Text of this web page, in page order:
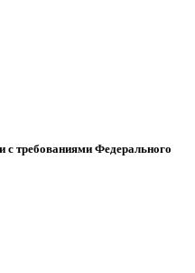
с требованиями Федерального